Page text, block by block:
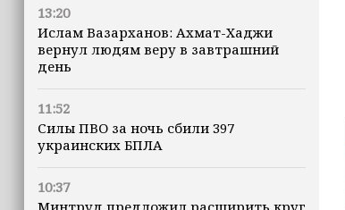
13:20
Ислам Вазарханов: Ахмат-Хаджи
вернул людям веру в завтрашний
день
11:52
Силы ПВО за ночь сбили 397
украинских БПЛА
10:37
Минтруд предложил расширить круг